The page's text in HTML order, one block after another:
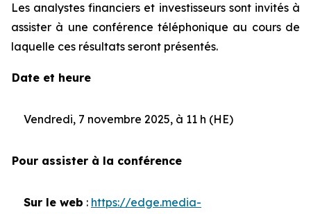
Les analystes financiers et investisseurs sont invités à
assister à une conférence téléphonique au cours de
laquelle ces résultats seront présentés.
Date et heure
Vendredi, 7 novembre 2025, à 11 h (HE)
Pour assister à la conférence
Sur le web : https://edge.media-